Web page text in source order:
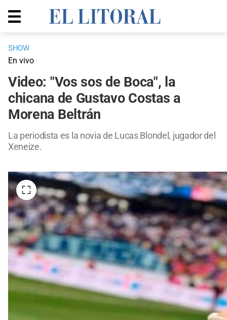
SHOW
En vivo
Video: "Vos sos de Boca", la
chicana de Gustavo Costas a
Morena Beltrán
La periodista es la novia de Lucas Blondel, jugador del
Xeneize.